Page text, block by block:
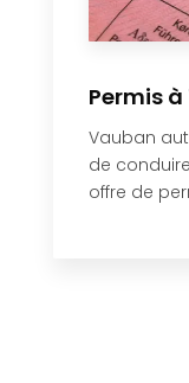
Permis
Vauban
de
offre de